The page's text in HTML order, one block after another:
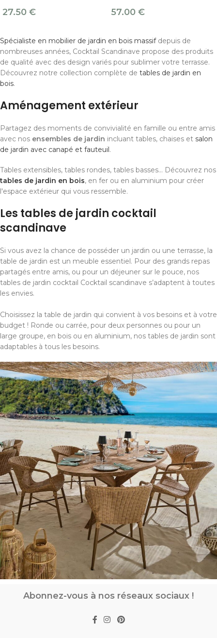
27.50 € 57.00 €
Spécialiste en mobilier de jardin en bois massifdepuis de
nombreuses années, Cocktail Scandinave propose des produits
de qualité avec des design variés pour sublimer votre terrasse.
Découvrez notre collection complète de tables de jardin en
bois.
Aménagement extérieur
Partagez des moments de convivialité en famille ou entre amis
avec nos ensembles de jardin incluant tables, chaises et salon
de jardin avec canapé et fauteuil.
Tables extensibles, tables rondes, tables basses... Découvrez nos
tables de jardin en bois, en fer ou en aluminium pour créer
l'espace extérieur qui vous ressemble.
Les tables de jardin cocktail
scandinave
Si vous avez la chance de posséder un jardin ou une terrasse, la
table de jardin est un meuble essentiel. Pour des grands repas
partagés entre amis, ou pour un déjeuner sur le pouce, nos
tables de jardin cocktail Cocktail scandinave s’adaptent à toutes
les envies.
Choisissez la table de jardin qui convient à vos besoins et à votre
budget ! Ronde ou carrée, pour deux personnes ou pour un
large groupe, en bois ou en aluminium, nos tables de jardin sont
adaptables à tous les besoins.
Abonnez-vous à nos réseaux sociaux !